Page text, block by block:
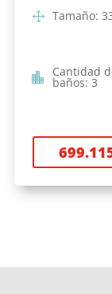
Tamaño:
Cantidad
baños: 3